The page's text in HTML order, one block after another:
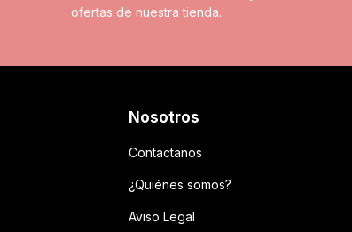
ofertas de nuestra tienda.
Nosotros
Contactanos
¿Quiénes somos?
Aviso Legal